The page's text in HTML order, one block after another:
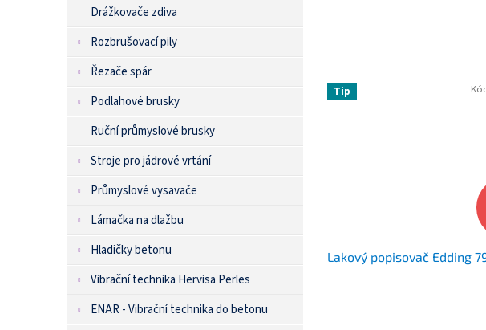
Drážkovače zdiva
Rozbrušovací pily
Řezače spár
Podlahové brusky
Ruční průmyslové brusky
Stroje pro jádrové vrtání
Průmyslové vysavače
Lámačka na dlažbu
Hladičky betonu
Vibrační technika Hervisa Perles
ENAR - Vibrační technika do betonu
Tip
Lakový popisovač Edding